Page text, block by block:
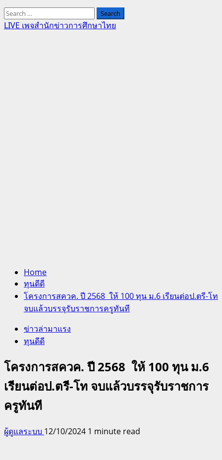
Search
for:
LIVE เพจสำนักข่าวการศึกษาไทย
Home
ทุนดีดี
โครงการสควค. ปี 2568 ให้ 100 ทุน ม.6 เรียนต่อป.ตรี-โท
จบแล้วบรรจุรับราชการครูทันที
ข่าวล่ามาแรง
ทุนดีดี
โครงการสควค. ปี 2568 ให้ 100 ทุน ม.6
เรียนต่อป.ตรี-โท จบแล้วบรรจุรับราชการ
ครูทันที
ผู้ดูแลระบบ 12/10/2024 1 minute read